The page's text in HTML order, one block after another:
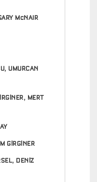
McNAIR
UMURCAN
MERT
GİRGİNER
DENİZ